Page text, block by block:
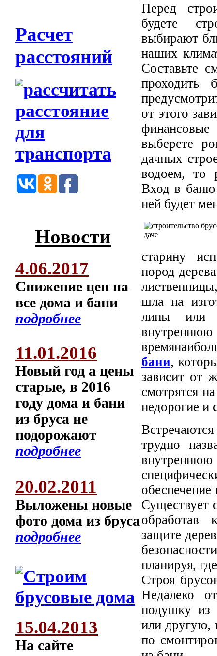
Расчет
расстояний
Новости
4.06.2017
Снижение цен на
все дома и бани
подробнее
11.01.2016
Новый год а цены
старые, в 2016
году дома и бани
из бруса не
подорожают
подробнее
20.02.2011
Выложены новые
фото дома из бруса
подробнее
15.04.2013
На сайте
Перед
будете
выбирают
наших
Составьте
от этого
выберете
дачных
водоем, то
Вход в
ней будет
старину
пород
шла на
липы или
бани,
зависит от
смотрятся
недорогие и
трудно
Существует
обработав
защите
планируя,
Строя
Недалеко
подушку из
или другую,
по